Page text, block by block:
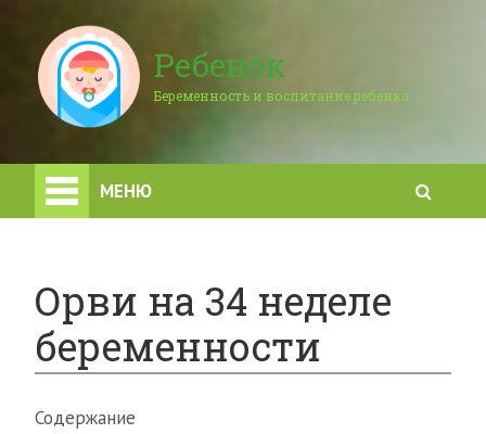
Ребенок
Беременность и воспитание ребенка
МЕНЮ
Орви на 34 неделе
беременности
Содержание